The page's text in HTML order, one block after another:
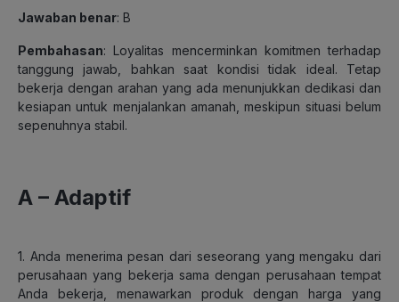
Jawaban benar: B
Pembahasan: Loyalitas mencerminkan komitmen terhadap
tanggung jawab, bahkan saat kondisi tidak ideal. Tetap
bekerja dengan arahan yang ada menunjukkan dedikasi dan
kesiapan untuk menjalankan amanah, meskipun situasi belum
sepenuhnya stabil.
A – Adaptif
1. Anda menerima pesan dari seseorang yang mengaku dari
perusahaan yang bekerja sama dengan perusahaan tempat
Anda bekerja, menawarkan produk dengan harga yang